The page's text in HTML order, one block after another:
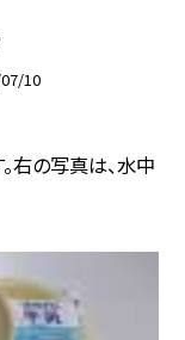
10
右の写真は、水中